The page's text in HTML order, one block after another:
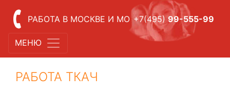
РАБОТА В МОСКВЕ И МО +7(495) 99-555-99
МЕНЮ
РАБОТА ТКАЧ